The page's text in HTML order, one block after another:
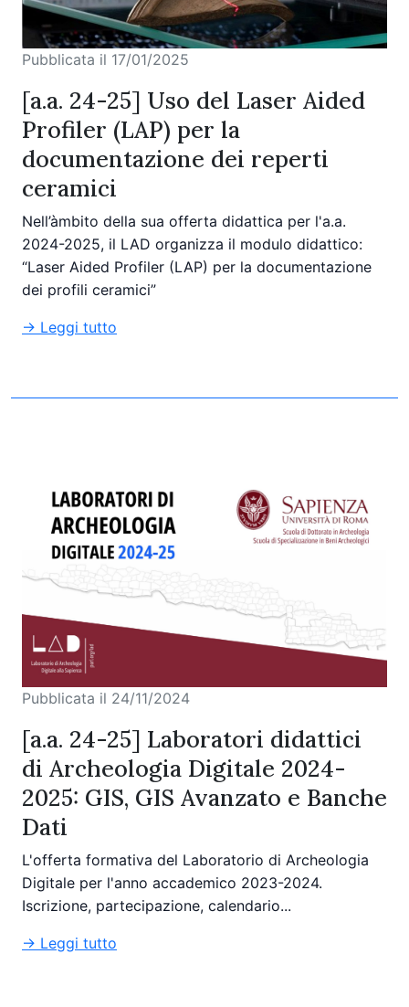
Pubblicata il 17/01/2025
[a.a. 24-25] Uso del Laser Aided
Profiler (LAP) per la
documentazione dei reperti
ceramici
Nell’àmbito della sua offerta didattica per l'a.a.
2024-2025, il LAD organizza il modulo didattico:
“Laser Aided Profiler (LAP) per la documentazione
dei profili ceramici”
→ Leggi tutto
Pubblicata il 24/11/2024
[a.a. 24-25] Laboratori didattici
di Archeologia Digitale 2024-
2025: GIS, GIS Avanzato e Banche
Dati
L'offerta formativa del Laboratorio di Archeologia
Digitale per l'anno accademico 2023-2024.
Iscrizione, partecipazione, calendario...
→ Leggi tutto